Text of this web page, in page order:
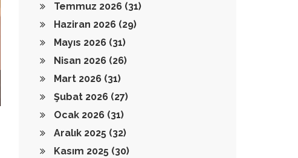
Temmuz 2026 (31)
Haziran 2026 (29)
Mayıs 2026 (31)
Nisan 2026 (26)
Mart 2026 (31)
Şubat 2026 (27)
Ocak 2026 (31)
Aralık 2025 (32)
Kasım 2025 (30)